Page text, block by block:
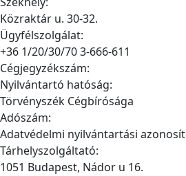
Közraktár u. 30-32.
+36 1/20/30/70 3-666-611
Cégjegyzékszám:
Nyilvántartó hatóság:
Törvényszék Cégbírósága
Adószám:
Adatvédelmi nyilvántartási
Tárhelyszolgáltató:
1051 Budapest, Nádor u 16.